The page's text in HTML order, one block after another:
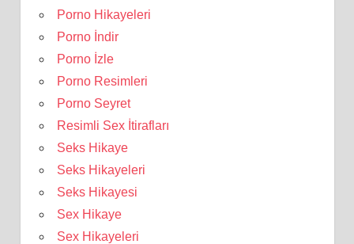
Porno Hikayeleri
Porno İndir
Porno İzle
Porno Resimleri
Porno Seyret
Resimli Sex İtirafları
Seks Hikaye
Seks Hikayeleri
Seks Hikayesi
Sex Hikaye
Sex Hikayeleri